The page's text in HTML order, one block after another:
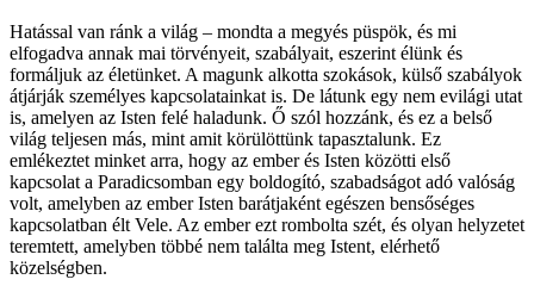
Hatással van ránk a világ – mondta a megyés püspök, és mi
elfogadva annak mai törvényeit, szabályait, eszerint élünk és
formáljuk az életünket. A magunk alkotta szokások, külső szabályok
átjárják személyes kapcsolatainkat is. De látunk egy nem evilági utat
is, amelyen az Isten felé haladunk. Ő szól hozzánk, és ez a belső
világ teljesen más, mint amit körülöttünk tapasztalunk. Ez
emlékeztet minket arra, hogy az ember és Isten közötti első
kapcsolat a Paradicsomban egy boldogító, szabadságot adó valóság
volt, amelyben az ember Isten barátjaként egészen bensőséges
kapcsolatban élt Vele. Az ember ezt rombolta szét, és olyan helyzetet
teremtett, amelyben többé nem találta meg Istent, elérhető
közelségben.